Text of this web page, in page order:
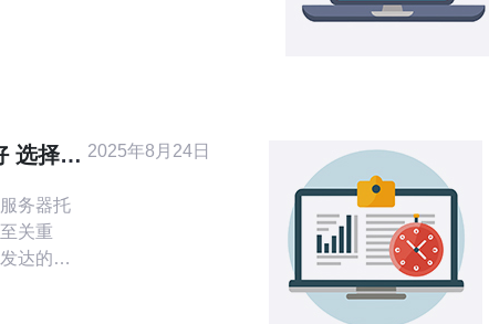
）、
选择指
务器托
关重
达的地
2025年8月24日